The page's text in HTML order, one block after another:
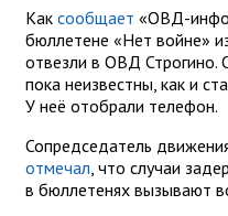
Как сообщает «ОВД-
бюллетене «Нет войне»
отвезли в ОВД Строгино.
пока неизвестны, как и
У неё отобрали телефон.
Сопредседатель
отмечал , что случаи
в бюллетенях вызывают